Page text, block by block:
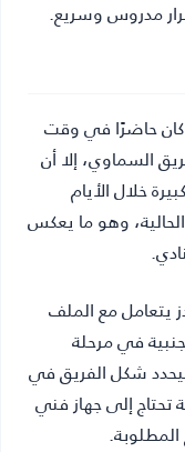
مدروس وسريع.
حاضرًا في وقت
السماوي، إلا أن
خلال الأيام
وهو ما يعكس
يتعامل مع الملف
في مرحلة
شكل الفريق في
تحتاج إلى جهاز فني